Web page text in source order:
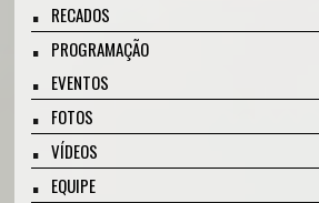
RECADOS
PROGRAMAÇÃO
EVENTOS
FOTOS
VÍDEOS
EQUIPE